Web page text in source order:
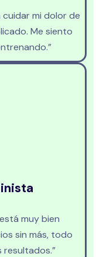
cuidar mi dolor de
Me siento
muy bien
sin más, todo